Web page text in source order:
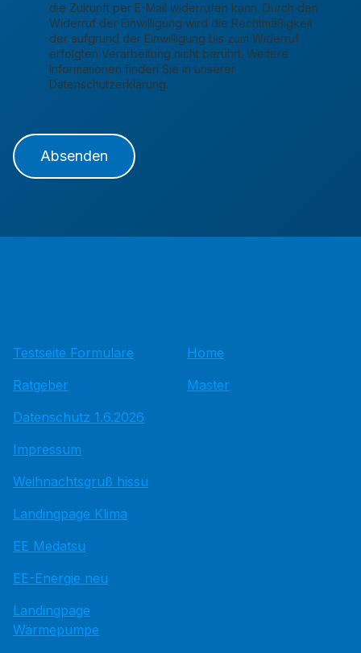
die Zukunft per E-Mail widerrufen kann. Durch den
Widerruf der Einwilligung wird die Rechtmäßigkeit
der aufgrund der Einwilligung bis zum Widerruf
erfolgten Verarbeitung nicht berührt. Weitere
Informationen finden Sie in unserer
Datenschutzerklärung.
Absenden
Testseite Formulare
Ratgeber
Datenschutz 1.6.2026
Impressum
Weihnachtsgruß hissu
Landingpage Klima
EE Medatsu
EE-Energie neu
Landingpage
Wärmepumpe
Home
Master